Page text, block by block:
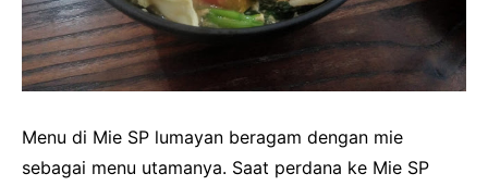
Menu di Mie SP lumayan beragam dengan mie
sebagai menu utamanya. Saat perdana ke Mie SP